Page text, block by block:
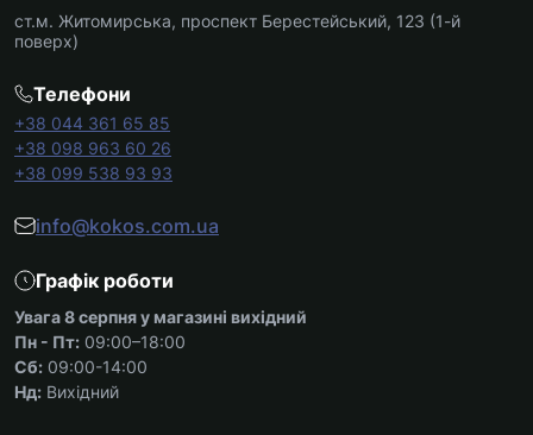
ст.м. Житомирська, проспект Берестейський, 123 (1-й
поверх)
Телефони
+38 044 361 65 85
+38 098 963 60 26
+38 099 538 93 93
info@kokos.com.ua
Графік роботи
Увага 8 серпня у магазині вихідний
Пн - Пт: 09:00–18:00
Сб: 09:00-14:00
Нд: Вихідний